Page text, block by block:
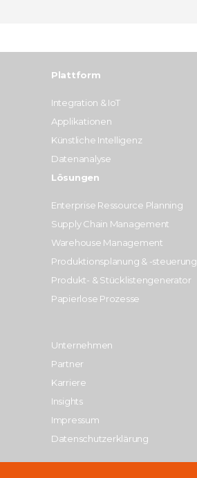
Plattform
Integration & IoT
Applikationen
Künstliche Intelligenz
Datenanalyse
Lösungen
Enterprise Ressource Planning
Supply Chain Management
Warehouse Management
Produktionsplanung & -steuerung
Produkt- & Stücklistengenerator
Papierlose Prozesse
Unternehmen
Partner
Karriere
Insights
Impressum
Datenschutzerklärung